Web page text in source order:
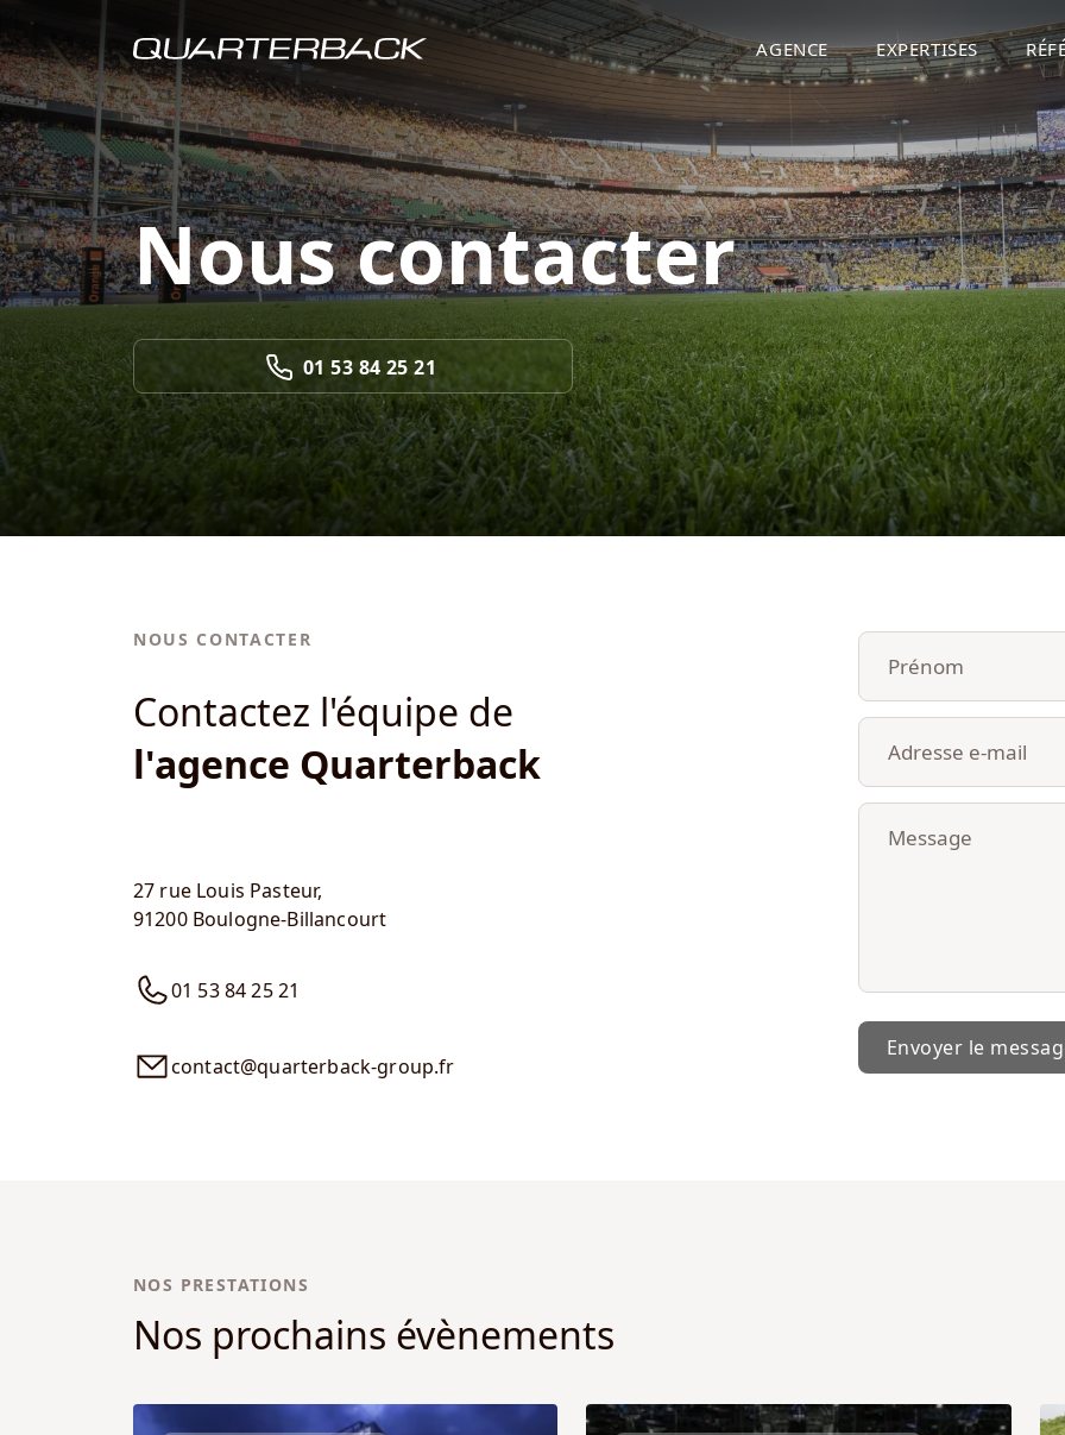
AGENCE EXPERTISES
Nous contacter
01 53 84 25 21
NOUS CONTACTER
Contactez l'équipe de
l'agence Quarterback
27 rue Louis Pasteur,
91200 Boulogne-Billancourt
01 53 84 25 21
contact@quarterback-group.fr
Envoyer le
NOS PRESTATIONS
Nos prochains évènements